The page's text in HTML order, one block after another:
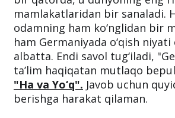
mamlakatlaridan bir sanaladi.
odamning ham ko‘nglidan bir
ham Germaniyada o‘qish
albatta. Endi savol tug‘iladi,
ta’lim haqiqatan mutlaqo
"Ha va Yo‘q". Javob uchun
berishga harakat qilaman.